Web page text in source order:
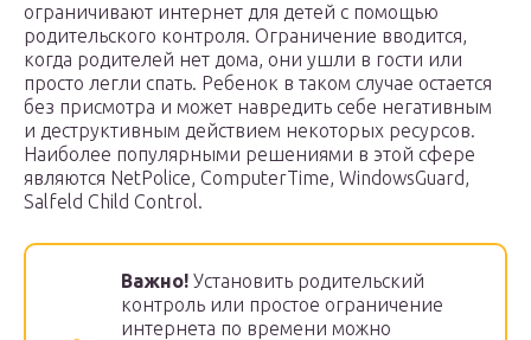
ограничивают интернет для детей с помощью
родительского контроля. Ограничение вводится,
когда родителей нет дома, они ушли в гости или
просто легли спать. Ребенок в таком случае остается
без присмотра и может навредить себе негативным
и деструктивным действием некоторых ресурсов.
Наиболее популярными решениями в этой сфере
являются NetPolice, ComputerTime, WindowsGuard,
Salfeld Child Control.
Важно! Установить родительский
контроль или простое ограничение
интернета по времени можно